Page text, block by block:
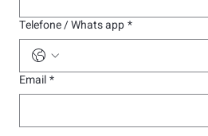
Telefone / Whats app*
Email*